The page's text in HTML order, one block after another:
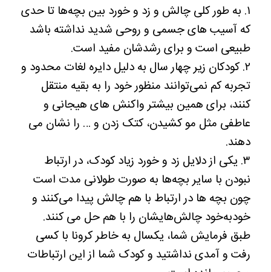
۱. به طور کلی چالش و زد و خورد بین بچه‌ها تا حدی
که آسیب های جسمی و روحی شدید نداشته باشد
طبیعی است و برای رشدشان مفید است.
۲. کودکان زیر چهار سال به دلیل دایره لغات محدود و
تجربه کم نمی‌توانند منظور خود را به بقیه منتقل
کنند، برای همین بیشتر واکنش های هیجانی و
عاطفی مثل مو کشیدن، کتک زدن و … را نشان می
دهند.
۳. یکی از دلایل زد و خورد زیاد کودک، در ارتباط
نبودن با سایر بچه‌ها به صورت طولانی مدت است
چون بچه ها در ارتباط با هم چالش پیدا می‌کنند و
خودبه‌خود چالش‌هایشان را با هم حل می کنند.
طبق فرمایش شما، یکسال به خاطر کرونا با کسی
رفت و آمدی نداشتید و کودک شما از این ارتباطات